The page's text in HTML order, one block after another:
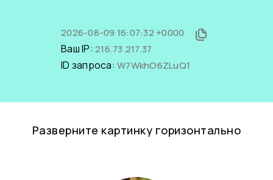
2026-08-09 16:07:32 +0000
Ваш IP: 216.73.217.37
ID запроса: W7WkhO6ZLuQ1
Разверните картинку горизонтально